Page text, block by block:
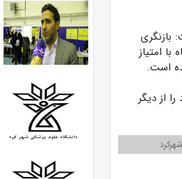
بازنگری
۲۴مورد کنفرانس وکارگاه با امتیاز
از دیگر